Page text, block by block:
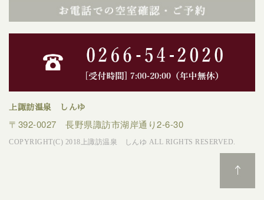
上諏訪温泉 しんゆ
〒392-0027 長野県諏訪市湖岸通り2-6-30
COPYRIGHT(C) 2018上諏訪温泉 しんゆ ALL RIGHTS RESERVED.